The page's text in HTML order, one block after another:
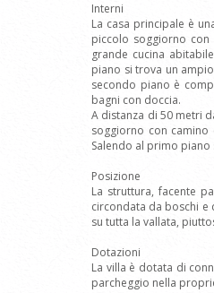
Interni
La casa principale è
piccolo soggiorno
grande cucina
piano si trova un
secondo piano è
bagni con doccia.
A distanza di 50 metri
soggiorno con
Salendo al primo
Posizione
La struttura, facente
circondata da boschi e
su tutta la vallata,
Dotazioni
La villa è dotata di
parcheggio nella